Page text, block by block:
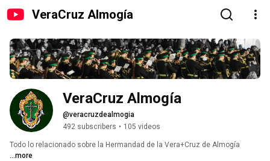
VeraCruz Almogía
VeraCruz Almogía
@veracruzdealmogia
492 subscribers • 105 videos
Todo lo relacionado sobre la Hermandad de la Vera+Cruz de Almogía
...more